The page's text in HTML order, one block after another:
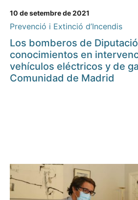
10 de setembre de 2021
Prevenció i Extinció d’Incendis
Los bomberos de
conocimientos en
vehículos eléctricos y de
Comunidad de Madrid